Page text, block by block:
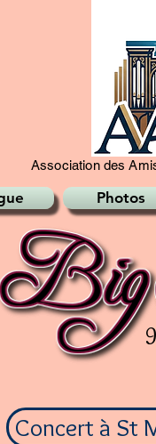
Association des
Photos
Concert à St